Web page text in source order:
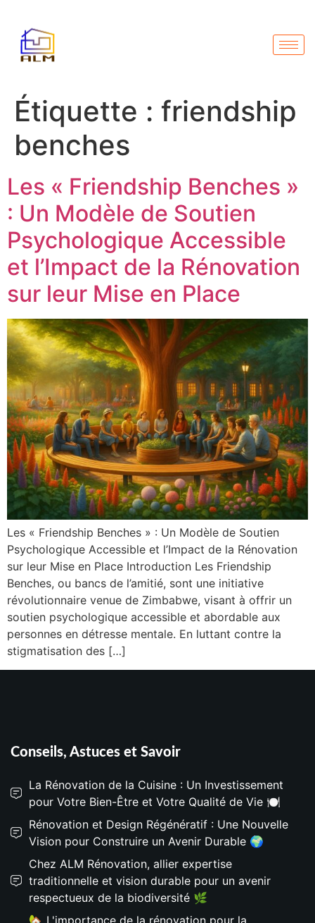
Étiquette : friendship
benches
Les « Friendship Benches »
: Un Modèle de Soutien
Psychologique Accessible
et l’Impact de la Rénovation
sur leur Mise en Place
Les « Friendship Benches » : Un Modèle de Soutien
Psychologique Accessible et l’Impact de la Rénovation
sur leur Mise en Place Introduction Les Friendship
Benches, ou bancs de l’amitié, sont une initiative
révolutionnaire venue de Zimbabwe, visant à offrir un
soutien psychologique accessible et abordable aux
personnes en détresse mentale. En luttant contre la
stigmatisation des […]
Conseils, Astuces et Savoir
La Rénovation de la Cuisine : Un Investissement
pour Votre Bien-Être et Votre Qualité de Vie 🍽️
Rénovation et Design Régénératif : Une Nouvelle
Vision pour Construire un Avenir Durable 🌍
Chez ALM Rénovation, allier expertise
traditionnelle et vision durable pour un avenir
respectueux de la biodiversité 🌿
🏡 L'importance de la rénovation pour la